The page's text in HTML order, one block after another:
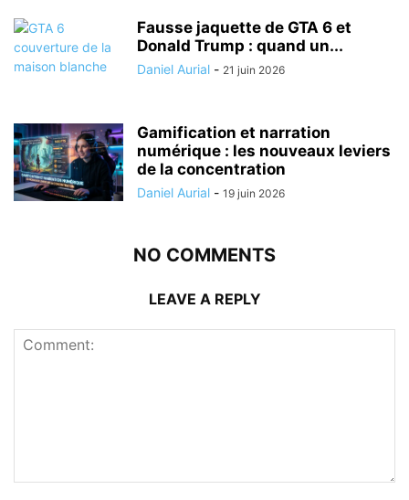
Fausse jaquette de GTA 6 et
Donald Trump : quand un...
Daniel Aurial - 21 juin 2026
Gamification et narration
numérique : les nouveaux leviers
de la concentration
Daniel Aurial - 19 juin 2026
NO COMMENTS
LEAVE A REPLY